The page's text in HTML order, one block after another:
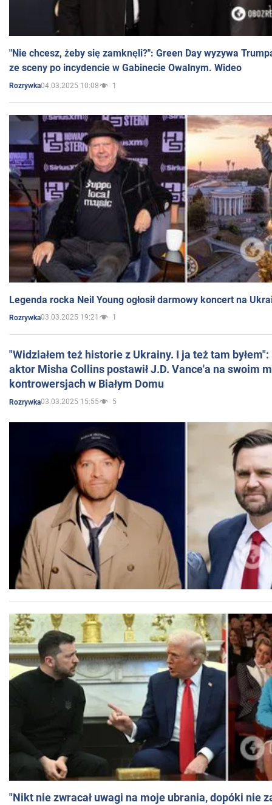
"Nie chcesz, żeby się zamknęli?": Green Day wyzywa
ze sceny po incydencie w Gabinecie Owalnym. Wideo
Rozrywka04.03.2025 10:08 1
Legenda rocka Neil Young ogłosił darmowy koncert na
Rozrywka03.03.2025 19:21 1
"Widziałem też historie z Ukrainy. I ja też tam
aktor Misha Collins postawił J.D. Vance'a na swoim
kontrowersjach w Białym Domu
Rozrywka03.03.2025 15:55 5
"Nikt nie zwracał uwagi na moje ubrania, dopóki nie